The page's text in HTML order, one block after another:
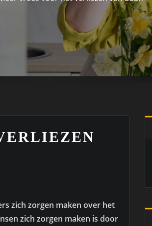
zich zorgen maken over het
zich zorgen maken is door